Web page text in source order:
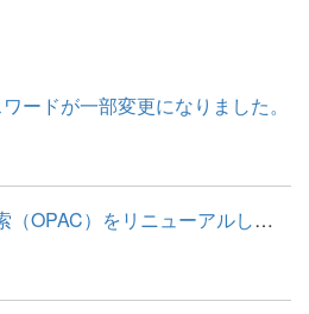
ードが一部変更になりました。
図書館HPおよび蔵書検索（OPAC）をリニューアルしました